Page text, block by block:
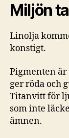
Miljön
Linolja
konstigt.
Pigmenten
ger röda och
Titanvitt för
som inte
ämnen.